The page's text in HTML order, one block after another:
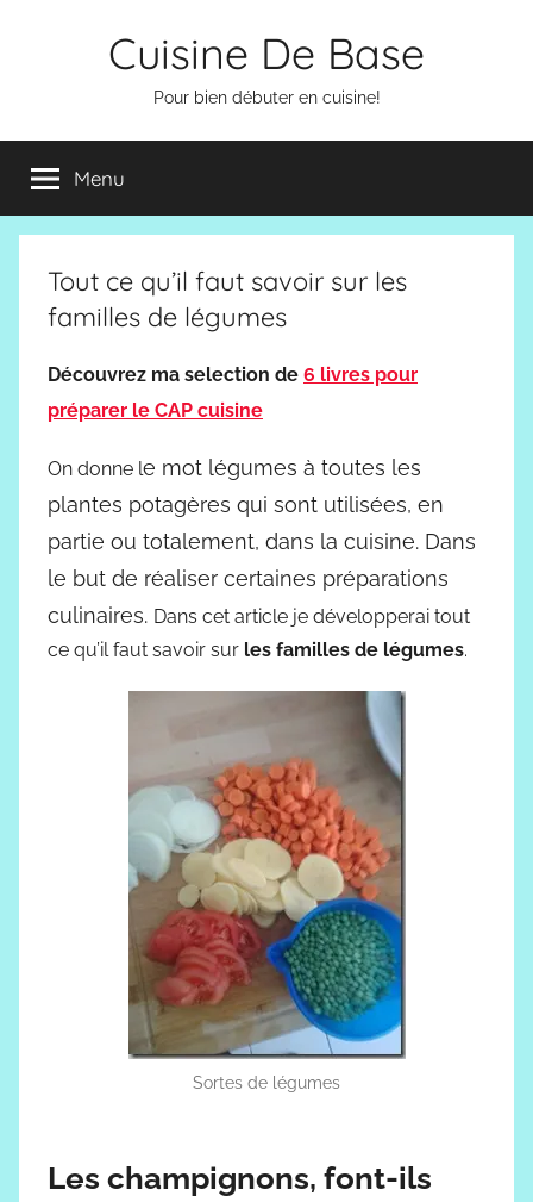
Cuisine De Base
Pour bien débuter en cuisine!
Menu
Tout ce qu’il faut savoir sur les
familles de légumes
Découvrez ma selection de 6 livres pour
préparer le CAP cuisine
On donne le mot légumes à toutes les
plantes potagères qui sont utilisées, en
partie ou totalement, dans la cuisine. Dans
le but de réaliser certaines préparations
culinaires. Dans cet article je développerai tout
ce qu’il faut savoir sur les familles de légumes.
Sortes de légumes
Les champignons, font-ils